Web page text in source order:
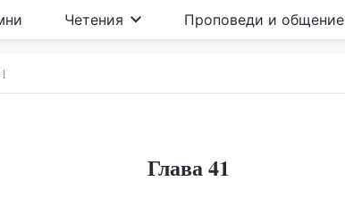
Четения Проповеди и общение
Глава 41